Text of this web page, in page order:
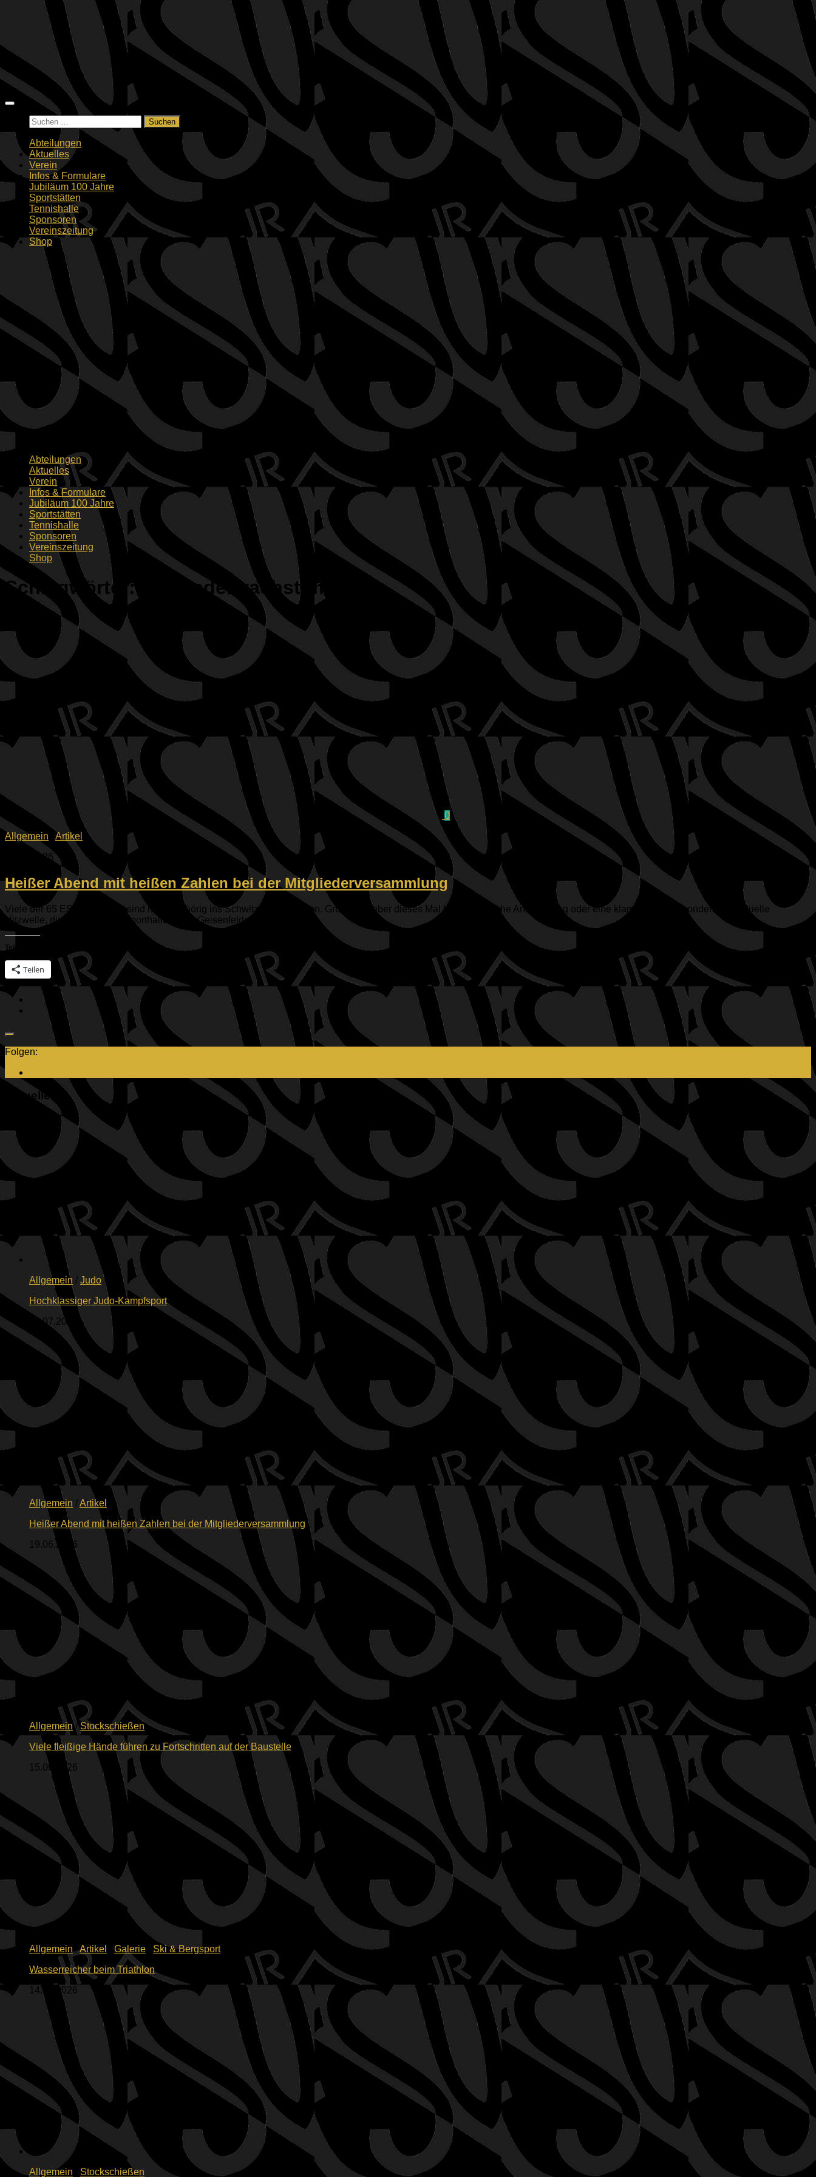
Suchen
nach:
Abteilungen
Aktuelles
Verein
Infos & Formulare
Jubiläum 100 Jahre
Sportstätten
Tennishalle
Sponsoren
Vereinszeitung
Shop
Abteilungen
Aktuelles
Verein
Infos & Formulare
Jubiläum 100 Jahre
Sportstätten
Tennishalle
Sponsoren
Vereinszeitung
Shop
Schlagwörter: Mitgliederwachstum
0
Allgemein
Artikel
19.06.2026
Heißer Abend mit heißen Zahlen bei der Mitgliederversammlung
Viele der 65 ESV-Mitglieder sind heute gehörig ins Schwitzen gekommen. Grund war aber dieses Mal keine sportliche Anstrengung oder eine klamme Kasse, sondern die aktuelle
Hitzwelle, die auch die Tanzsporthalle in der Geisenfelder Straße...
Teilen mit:
Teilen
Folgen:
Aktuelles
Allgemein / Judo
Hochklassiger Judo-Kampfsport
23.07.2026
Allgemein /Artikel
Heißer Abend mit heißen Zahlen bei der Mitgliederversammlung
19.06.2026
Allgemein/Stockschießen
Viele fleißige Hände führen zu Fortschritten auf der Baustelle
15.06.2026
Allgemein/Artikel Galerie
Ski & Bergsport
Wasserreicher beim Triathlon
14.06.2026
Allgemein Stockschießen